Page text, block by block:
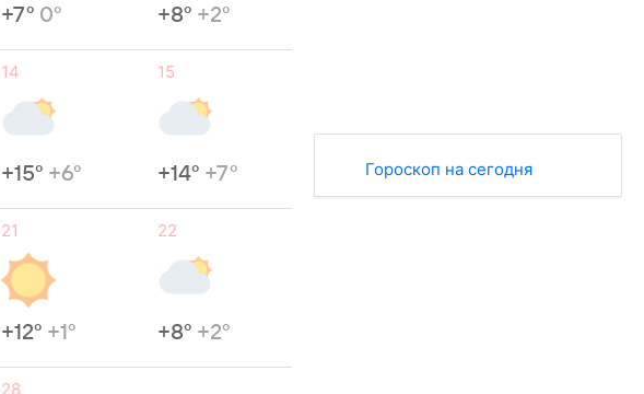
+7° 0° +8° +2°
14
+15° +6°
15
+14° +7°
21
+12° +1°
22
+8° +2°
28
Гороскоп на сегодня